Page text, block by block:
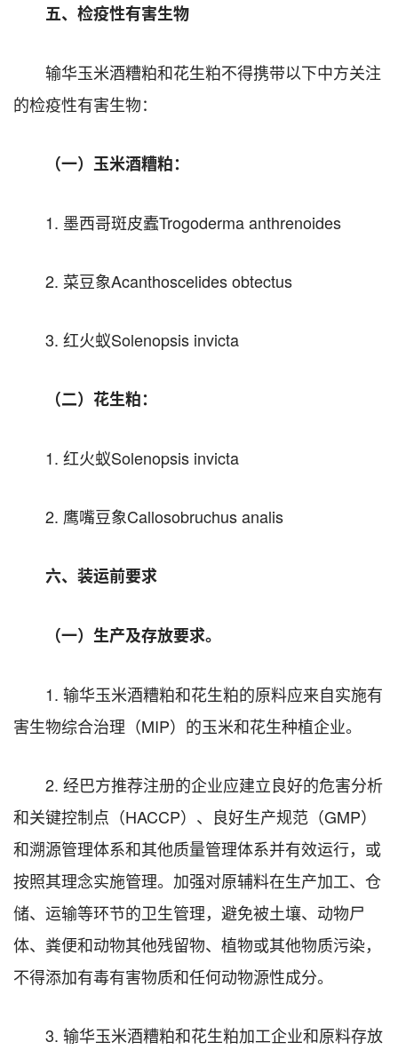
五、检疫性有害生物
输华玉米酒糟粕和花生粕不得携带以下中方关注
的检疫性有害生物：
（一）玉米酒糟粕：
1. 墨西哥斑皮蠹Trogoderma anthrenoides
2. 菜豆象Acanthoscelides obtectus
3. 红火蚁Solenopsis invicta
（二）花生粕：
1. 红火蚁Solenopsis invicta
2. 鹰嘴豆象Callosobruchus analis
六、装运前要求
（一）生产及存放要求。
1. 输华玉米酒糟粕和花生粕的原料应来自实施有
害生物综合治理（MIP）的玉米和花生种植企业。
2. 经巴方推荐注册的企业应建立良好的危害分析
和关键控制点（HACCP）、良好生产规范（GMP）
和溯源管理体系和其他质量管理体系并有效运行，或
按照其理念实施管理。加强对原辅料在生产加工、仓
储、运输等环节的卫生管理，避免被土壤、动物尸
体、粪便和动物其他残留物、植物或其他物质污染，
不得添加有毒有害物质和任何动物源性成分。
3. 输华玉米酒糟粕和花生粕加工企业和原料存放